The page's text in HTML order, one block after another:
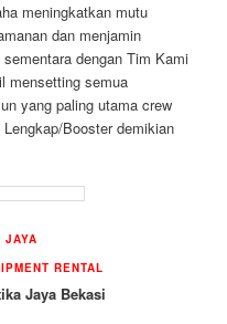
meningkatkan mutu
dan menjamin
dengan Tim Kami
mensetting semua
yang paling utama crew
Booster demikian
JAYA
RENTAL
Jaya Bekasi